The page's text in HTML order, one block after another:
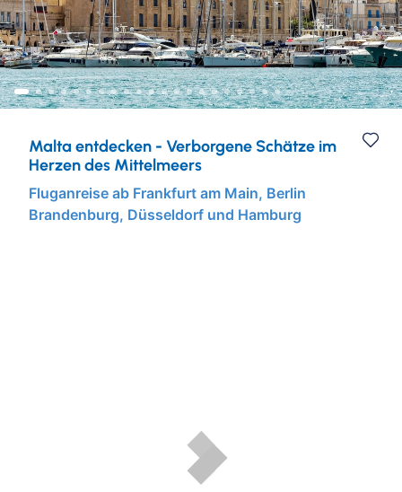
Städtereisen
Eventreisen
Musicalreisen
Elbphilharmonie Hamburg
Ruhr & Rhein
Europa
Mein Schiff Kombireisen
Mein Schiff Kreuzfahrten
Mosel Kreuzfahrten
Rhein Kreuzfahrten
Malta entdecken - Verborgene Schätze im
Herzen des Mittelmeers
Fluganreise ab Frankfurt am Main, Berlin
Brandenburg, Düsseldorf und Hamburg